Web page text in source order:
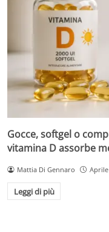
Gocce, softgel o
vitamina D assorbe
Mattia Di Gennaro Aprile
Leggi di più